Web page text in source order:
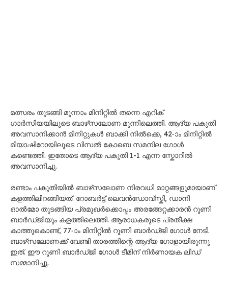
മത്സരം തുടങ്ങി മൂന്നാം മിനിറ്റിൽ തന്നെ എറിക്
ഗാർസിയയിലൂടെ ബാഴ്‌സലോണ മുന്നിലെത്തി. ആദ്യ പകുതി
അവസാനിക്കാൻ മിനിറ്റുകൾ ബാക്കി നിൽക്കെ, 42-ാം മിനിറ്റിൽ
മിയാഷിറോയിലൂടെ വിസൽ കോബെ സമനില ഗോൾ
കണ്ടെത്തി. ഇതോടെ ആദ്യ പകുതി 1-1 എന്ന സ്കോറിൽ
അവസാനിച്ചു.
രണ്ടാം പകുതിയിൽ ബാഴ്‌സലോണ നിരവധി മാറ്റങ്ങളുമായാണ്
കളത്തിലിറങ്ങിയത്. റോബർട്ട് ലെവൻഡോവ്സ്കി, ഡാനി
ഓൽമോ തുടങ്ങിയ പ്രമുഖർക്കൊപ്പം അരങ്ങേറ്റക്കാരൻ റൂണി
ബാർഡ്ജിയും കളത്തിലെത്തി. ആരാധകരുടെ പ്രതീക്ഷ
കാത്തുകൊണ്ട്, 77-ാം മിനിറ്റിൽ റൂണി ബാർഡ്ജി ഗോൾ നേടി.
ബാഴ്‌സലോണക്ക് വേണ്ടി താരത്തിന്റെ ആദ്യ ഗോളായിരുന്നു
ഇത്. ഈ റൂണി ബാർഡ്ജി ഗോൾ ടീമിന് നിർണായക ലീഡ്
സമ്മാനിച്ചു.